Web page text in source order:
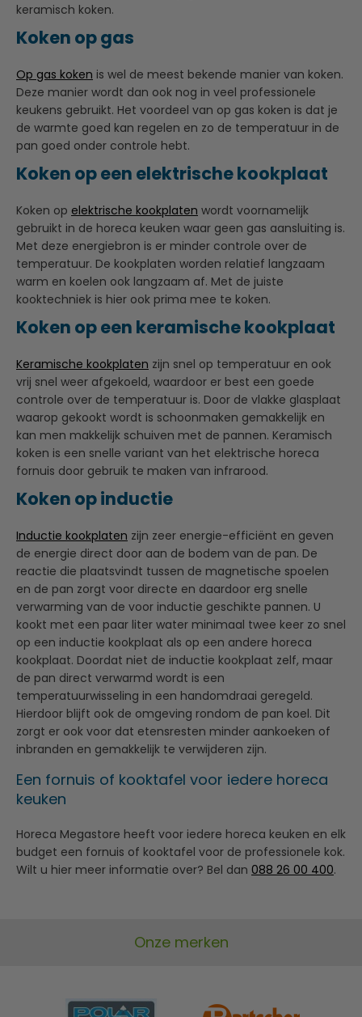
keramisch koken.
Koken op gas
Op gas koken is wel de meest bekende manier van koken.
Deze manier wordt dan ook nog in veel professionele
keukens gebruikt. Het voordeel van op gas koken is dat je
de warmte goed kan regelen en zo de temperatuur in de
pan goed onder controle hebt.
Koken op een elektrische kookplaat
Koken op elektrische kookplaten wordt voornamelijk
gebruikt in de horeca keuken waar geen gas aansluiting is.
Met deze energiebron is er minder controle over de
temperatuur. De kookplaten worden relatief langzaam
warm en koelen ook langzaam af. Met de juiste
kooktechniek is hier ook prima mee te koken.
Koken op een keramische kookplaat
Keramische kookplaten zijn snel op temperatuur en ook
vrij snel weer afgekoeld, waardoor er best een goede
controle over de temperatuur is. Door de vlakke glasplaat
waarop gekookt wordt is schoonmaken gemakkelijk en
kan men makkelijk schuiven met de pannen. Keramisch
koken is een snelle variant van het elektrische horeca
fornuis door gebruik te maken van infrarood.
Koken op inductie
Inductie kookplaten zijn zeer energie-efficiënt en geven
de energie direct door aan de bodem van de pan. De
reactie die plaatsvindt tussen de magnetische spoelen
en de pan zorgt voor directe en daardoor erg snelle
verwarming van de voor inductie geschikte pannen. U
kookt met een paar liter water minimaal twee keer zo snel
op een inductie kookplaat als op een andere horeca
kookplaat. Doordat niet de inductie kookplaat zelf, maar
de pan direct verwarmd wordt is een
temperatuurwisseling in een handomdraai geregeld.
Hierdoor blijft ook de omgeving rondom de pan koel. Dit
zorgt er ook voor dat etensresten minder aankoeken of
inbranden en gemakkelijk te verwijderen zijn.
Een fornuis of kooktafel voor iedere horeca
keuken
Horeca Megastore heeft voor iedere horeca keuken en elk
budget een fornuis of kooktafel voor de professionele kok.
Wilt u hier meer informatie over? Bel dan 088 26 00 400.
Onze merken